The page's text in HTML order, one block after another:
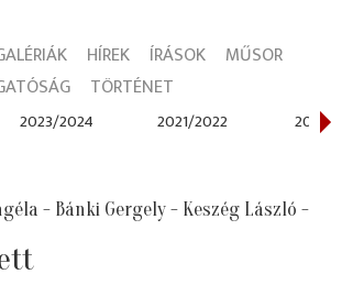
HÍREK ÍRÁSOK
MŰSOR
TÖRTÉNET
2023/2024 2021/2022 2020/
- Bánki Gergely - Keszég László -